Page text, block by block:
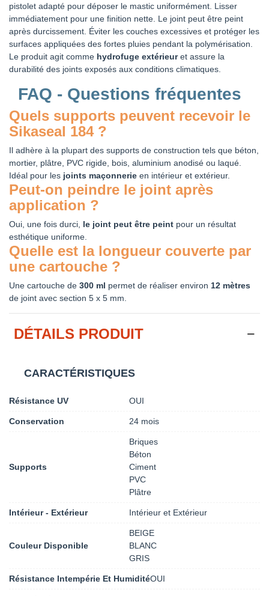
pistolet adapté pour déposer le mastic uniformément. Lisser
immédiatement pour une finition nette. Le joint peut être peint
après durcissement. Éviter les couches excessives et protéger les
surfaces appliquées des fortes pluies pendant la polymérisation.
Le produit agit comme hydrofuge extérieuret assure la
durabilité des joints exposés aux conditions climatiques.
FAQ - Questions fréquentes
Quels supports peuvent recevoir le
Sikaseal 184 ?
Il adhère à la plupart des supports de construction tels que béton,
mortier, plâtre, PVC rigide, bois, aluminium anodisé ou laqué.
Idéal pour les joints maçonnerie en intérieur et extérieur.
Peut-on peindre le joint après
application ?
Oui, une fois durci, le joint peut être peint pour un résultat
esthétique uniforme.
Quelle est la longueur couverte par
une cartouche ?
Une cartouche de 300 ml permet de réaliser environ 12 mètres
de joint avec section 5 x 5 mm.
DÉTAILS PRODUIT
CARACTÉRISTIQUES
Résistance UV OUI
Conservation 24 mois
Supports
Briques
Béton
Ciment
PVC
Plâtre
Intérieur - Extérieur Intérieur et Extérieur
Couleur Disponible
BEIGE
BLANC
GRIS
Résistance Intempérie Et HumiditéOUI